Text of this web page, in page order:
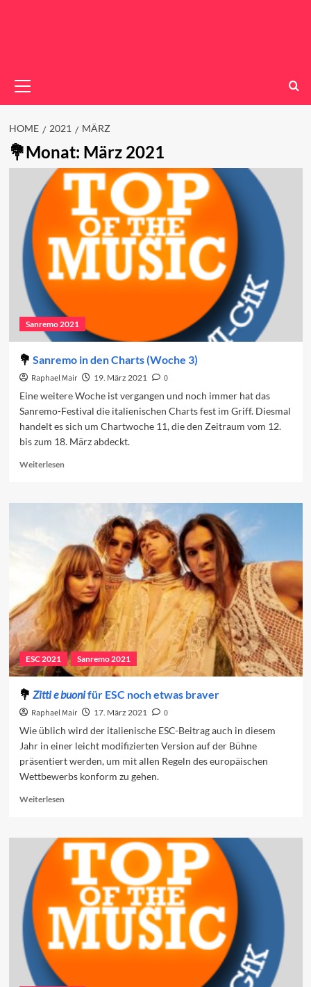
Menu
HOME 2021 MÄRZ
Monat: März 2021
Sanremo 2021
Sanremo in den Charts (Woche 3)
Raphael Mair 19. März 2021
0
Eine weitere Woche ist vergangen und noch immer hat das
Sanremo-Festival die italienischen Charts fest im Griff. Diesmal
handelt es sich um Chartwoche 11, die den Zeitraum vom 12.
bis zum 18. März abdeckt.
WeiterlesenRead
Sanremo
Charts
(Woche
3)
ESC 2021 Sanremo 2021
Zitti e buonifür ESC noch etwas braver
Raphael Mair 17. März 2021
0
Wie üblich wird der italienische ESC-Beitrag auch in diesem
Jahr in einer leicht modifizierten Version auf der Bühne
präsentiert werden, um mit allen Regeln des europäischen
Wettbewerbs konform zu gehen.
WeiterlesenRead
<i>Zitti
buoni</i>
für
noch
etwas
braver